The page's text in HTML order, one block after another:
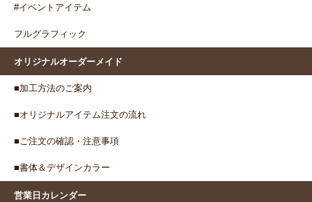
#イベントアイテム
フルグラフィック
オリジナルオーダーメイド
■加工方法のご案内
■オリジナルアイテム注文の流れ
■ご注文の確認・注意事項
■書体＆デザインカラー
営業日カレンダー